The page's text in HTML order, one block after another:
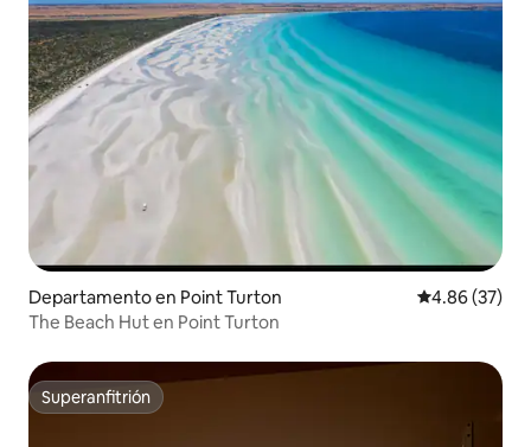
Departamento en Point Turton Calificación
4.86 (37)
The Beach Hut en Point Turton
Superanfitrión
Superanfitrión